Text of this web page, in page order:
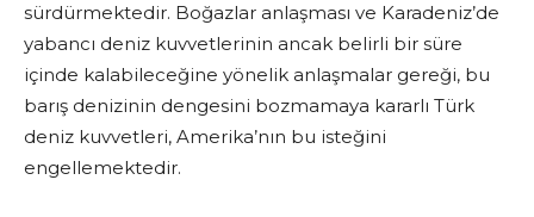
sürdürmektedir. Boğazlar anlaşması ve Karadeniz’de
yabancı deniz kuvvetlerinin ancak belirli bir süre
içinde kalabileceğine yönelik anlaşmalar gereği, bu
barış denizinin dengesini bozmamaya kararlı Türk
deniz kuvvetleri, Amerika’nın bu isteğini
engellemektedir.